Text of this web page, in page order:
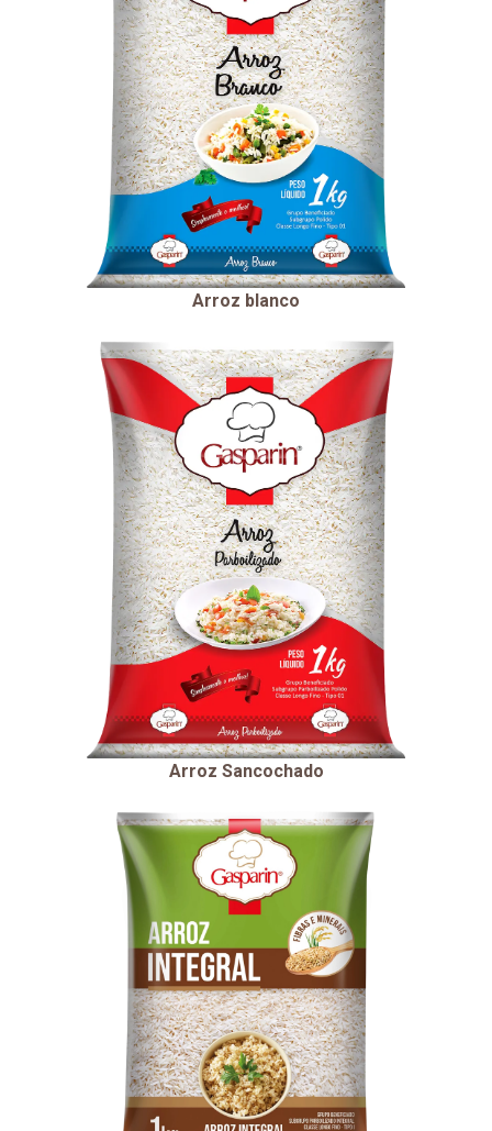
Arroz blanco
Arroz Sancochado